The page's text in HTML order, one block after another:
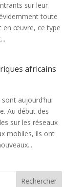
sur leur
toute
en œuvre, ce type
africains
aujourd’hui
Au début des
sur les réseaux
mobiles, ils ont